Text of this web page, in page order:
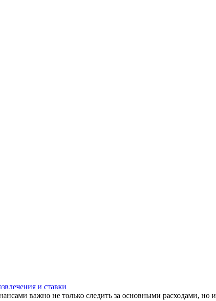
и ставки
важно не только следить за основными расходами, но и